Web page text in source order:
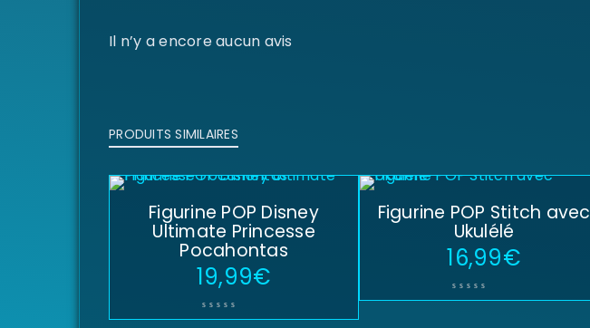
Il n’y a encore aucun avis
PRODUITS SIMILAIRES
Figurine POP Disney
Ultimate Princesse
Pocahontas
19,99€
Figurine POP Stitch avec
Ukulélé
16,99€